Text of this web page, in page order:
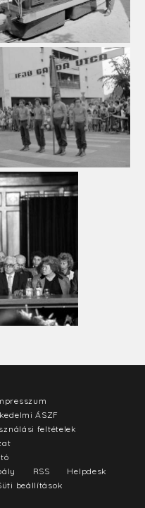
ÁSZF
feltételek
RSS
Helpdesk
beállítások